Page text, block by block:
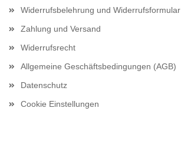
Widerrufsbelehrung und Widerrufsformular
Zahlung und Versand
Widerrufsrecht
Allgemeine Geschäftsbedingungen (AGB)
Datenschutz
Cookie Einstellungen